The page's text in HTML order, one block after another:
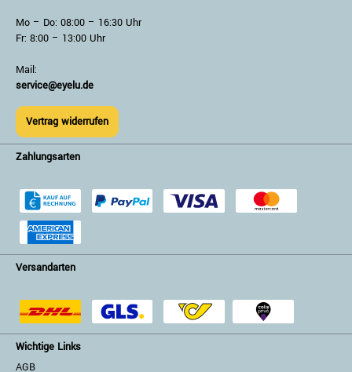
Mo – Do: 08:00 – 16:30 Uhr
Fr: 8:00 – 13:00 Uhr
Mail:
service@eyelu.de
Vertrag widerrufen
Zahlungsarten
Versandarten
Wichtige Links
AGB